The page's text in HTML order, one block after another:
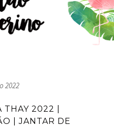
2022
THAY 2022 |
| JANTAR DE